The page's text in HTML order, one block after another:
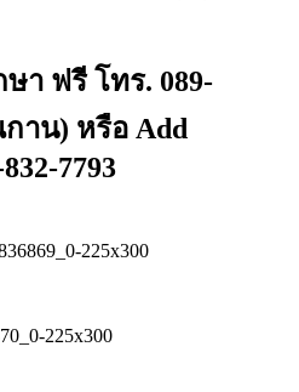
า ฟรี โทร. 089-
าน) หรือ Add
7793